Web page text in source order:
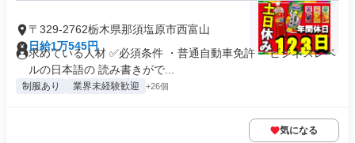
〒329-2762栃木県那須塩原市西富山
日給1万545円
求めている人材 ✅必須条件 ・普通自動車免許 ・ビジネスレベ
ルの日本語の 読み書きがで...
制服あり 業界未経験歓迎 +26個
気になる